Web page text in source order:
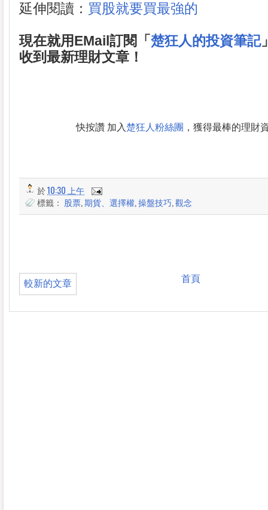
延伸閱讀： 買股就要買最強的
現在就用EMail訂閱「楚狂人的投資筆記
收到最新理財文章！
快按讚 加入楚狂人粉絲團 ，獲得最棒的理財
於10:30 上午
標籤： 股票,期貨、選擇權,操盤技巧,觀念
較新的文章 首頁